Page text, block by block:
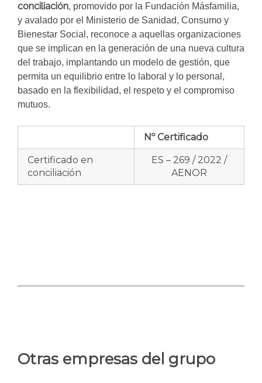
conciliación, promovido por la Fundación Másfamilia,
y avalado por el Ministerio de Sanidad, Consumo y
Bienestar Social, reconoce a aquellas organizaciones
que se implican en la generación de una nueva cultura
del trabajo, implantando un modelo de gestión, que
permita un equilibrio entre lo laboral y lo personal,
basado en la flexibilidad, el respeto y el compromiso
mutuos.
Nº Certificado
Certificado en
conciliación
ES – 269 / 2022 /
AENOR
Otras empresas del grupo